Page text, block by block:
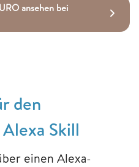
ansehen bei
den
Skill
einen Alexa-